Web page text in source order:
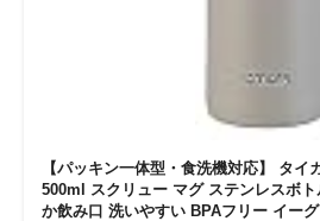
【パッキン一体型・食洗機対応】 タイ
500ml スクリュー マグ ステンレスボ
か飲み口 洗いやすい BPAフリー イー